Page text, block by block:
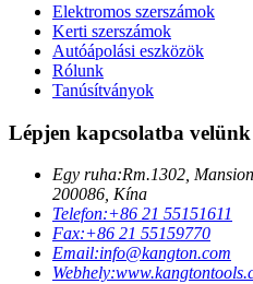
Elektromos szerszámok
Kerti szerszámok
Autóápolási eszközök
Rólunk
Tanúsítványok
Lépjen kapcsolatba velünk
Egy ruha:Rm.1302,
200086, Kína
Telefon:+86 21 55151611
Fax:+86 21 55159770
Email:info@kangton.com
Webhely: